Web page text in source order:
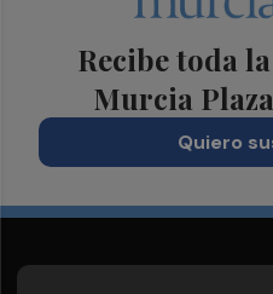
Recibe toda
Murcia
Quiero